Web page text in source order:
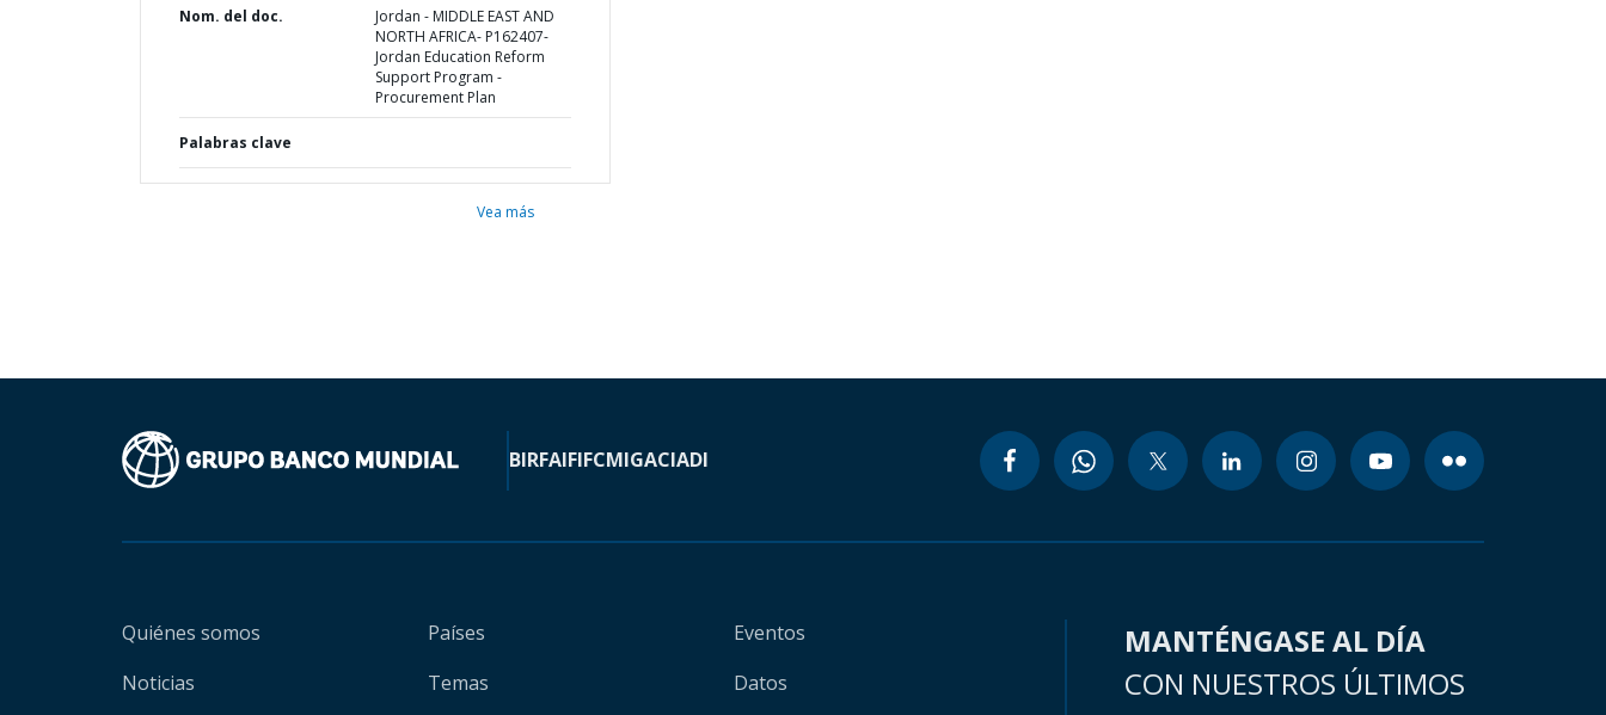
Nom. del doc.
Jordan - MIDDLE EAST AND
NORTH AFRICA- P162407-
Jordan Education Reform
Support Program -
Procurement Plan
Palabras clave
Vea más
BIRFAIFIFCMIGACIADI
Quiénes somos
Noticias
Países
Temas
Eventos
Datos
MANTÉNGASE AL DÍA
CON NUESTROS ÚLTIMOS